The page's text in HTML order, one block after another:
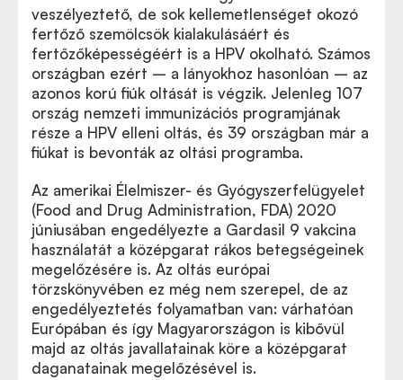
veszélyeztető, de sok kellemetlenséget okozó
fertőző szemölcsök kialakulásáért és
fertőzőképességéért is a HPV okolható. Számos
országban ezért – a lányokhoz hasonlóan – az
azonos korú fiúk oltását is végzik. Jelenleg 107
ország nemzeti immunizációs programjának
része a HPV elleni oltás, és 39 országban már a
fiúkat is bevonták az oltási programba.
Az amerikai Élelmiszer- és Gyógyszerfelügyelet
(Food and Drug Administration, FDA) 2020
júniusában engedélyezte a Gardasil 9 vakcina
használatát a középgarat rákos betegségeinek
megelőzésére is. Az oltás európai
törzskönyvében ez még nem szerepel, de az
engedélyeztetés folyamatban van: várhatóan
Európában és így Magyarországon is kibővül
majd az oltás javallatainak köre a középgarat
daganatainak megelőzésével is.